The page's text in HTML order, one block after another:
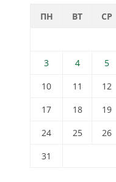
ПН ВТ СР
3
4 5
10
11 12
17
18 19
24
25 26
31